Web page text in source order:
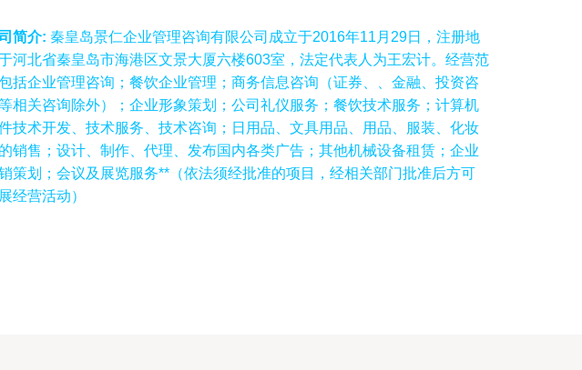
简介: 秦皇岛景仁企业管理咨询有限公司成立于2016年11月29日，注册地
河北省秦皇岛市海港区文景大厦六楼603室，法定代表人为王宏计。经营范
括企业管理咨询；餐饮企业管理；商务信息咨询（证券、、金融、投资咨
相关咨询除外）；企业形象策划；公司礼仪服务；餐饮技术服务；计算机
技术开发、技术服务、技术咨询；日用品、文具用品、用品、服装、化妆
销售；设计、制作、代理、发布国内各类广告；其他机械设备租赁；企业
策划；会议及展览服务**（依法须经批准的项目，经相关部门批准后方可
经营活动）